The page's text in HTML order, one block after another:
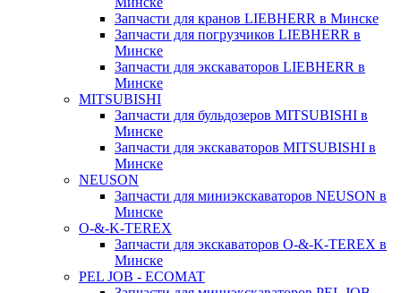
Запчасти для кранов LIEBHERR в Минске
Запчасти для погрузчиков LIEBHERR в
Минске
Запчасти для экскаваторов LIEBHERR в
Минске
MITSUBISHI
Запчасти для бульдозеров MITSUBISHI в
Минске
Запчасти для экскаваторов MITSUBISHI в
Минске
NEUSON
Запчасти для миниэкскаваторов NEUSON в
Минске
O-&-K-TEREX
Запчасти для экскаваторов O-&-K-TEREX в
Минске
PEL JOB - ECOMAT